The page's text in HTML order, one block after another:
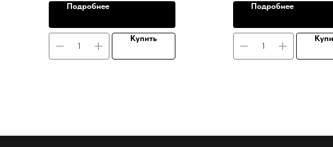
Подробнее
Купить
Подробнее